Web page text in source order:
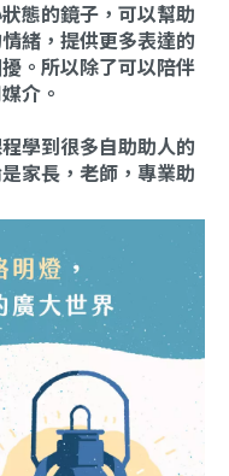
態的鏡子，可以幫助
緒，提供更多表達的
。所以除了可以陪伴
介。
學到很多自助助人的
家長，老師，專業助